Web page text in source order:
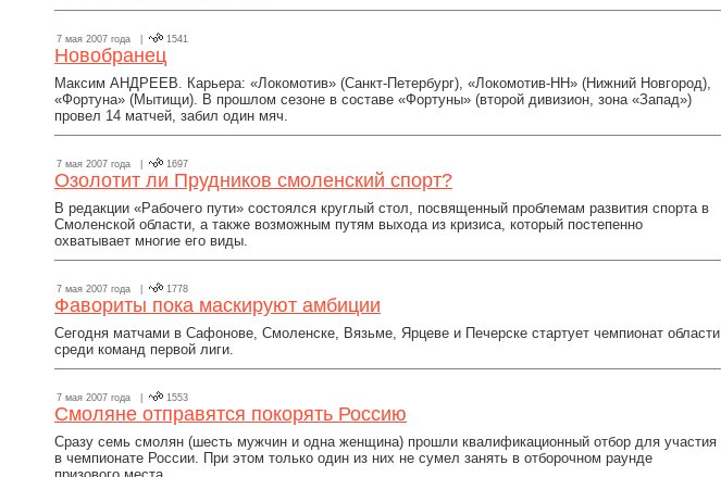
7 мая 2007 года | 1541
Новобранец
Максим АНДРЕЕВ. Карьера: «Локомотив» (Санкт-Петербург), «Локомотив-НН» (Нижний Новгород),
«Фортуна» (Мытищи). В прошлом сезоне в составе «Фортуны» (второй дивизион, зона «Запад»)
провел 14 матчей, забил один мяч.
7 мая 2007 года | 1697
Озолотит ли Прудников смоленский спорт?
В редакции «Рабочего пути» состоялся круглый стол, посвященный проблемам развития спорта в
Смоленской области, а также возможным путям выхода из кризиса, который постепенно
охватывает многие его виды.
7 мая 2007 года | 1778
Фавориты пока маскируют амбиции
Сегодня матчами в Сафонове, Смоленске, Вязьме, Ярцеве и Печерске стартует чемпионат области
среди команд первой лиги.
7 мая 2007 года | 1553
Смоляне отправятся покорять Россию
Сразу семь смолян (шесть мужчин и одна женщина) прошли квалификационный отбор для участия
в чемпионате России. При этом только один из них не сумел занять в отборочном раунде